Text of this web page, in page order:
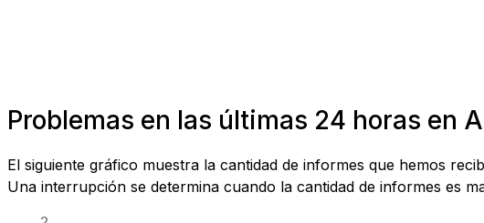
Problemas en las últimas 24 horas en
El siguiente gráfico muestra la cantidad de informes que hemos
Una interrupción se determina cuando la cantidad de informes es